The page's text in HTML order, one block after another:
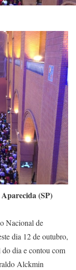
(SP)
Nacional de
dia 12 de outubro,
dia e contou com
Alckmin